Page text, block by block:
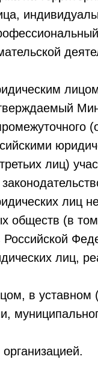
лиц)
лиц
(в
лиц,
в уставном